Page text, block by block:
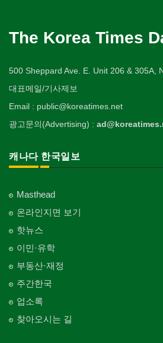
The Korea Times
500 Sheppard Ave. E. Unit 206 & 305A,
대표메일/기사제보
Email : public@koreatimes.net
광고문의(Advertising) :
캐나다 한국일보
Masthead
온라인지면 보기
핫뉴스
이민·유학
부동산·재정
주간한국
업소록
찾아오시는 길